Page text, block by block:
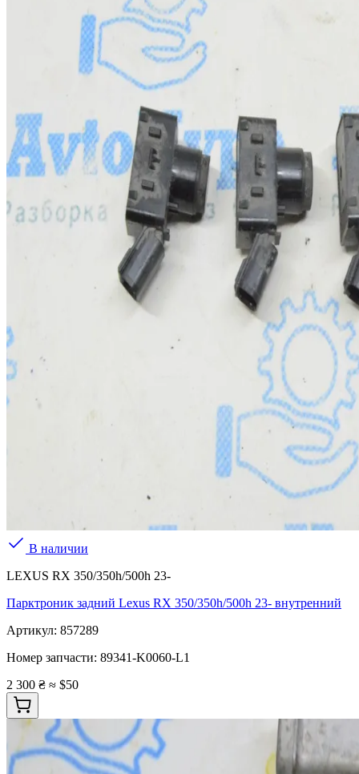
В наличии
LEXUS RX 350/350h/500h 23-
Парктроник задний Lexus RX 350/350h/500h 23- внутренний
Артикул: 857289
Номер запчасти: 89341-K0060-L1
2 300 ₴ ≈ $50